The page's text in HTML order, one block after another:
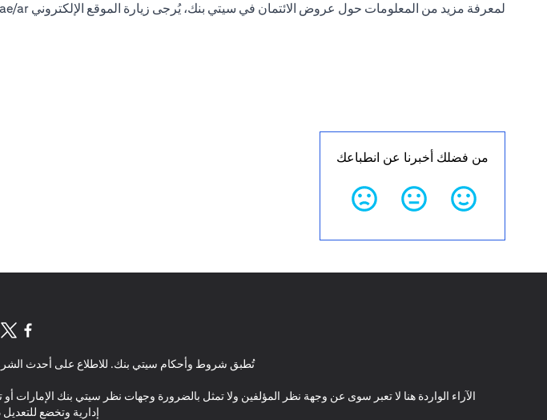
لمعرفة مزيد من المعلومات حول عروض الائتمان في سيتي بنك، يُرجى زيارة الموقع الإلكتروني ar
من فضلك أخبرنا عن انطباعك
تُطبق شروط وأحكام سيتي بنك. للاطلاع على أحدث
الآراء الواردة هنا لا تعبر سوى عن وجهة نظر المؤلفين ولا تمثل بالضرورة وجهات نظر سيتي بنك الإمارات
إدارية وتخضع